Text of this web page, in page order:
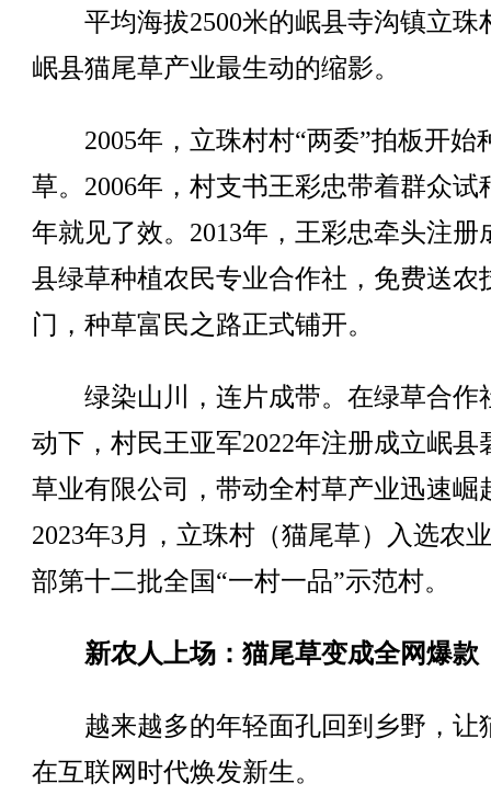
平均海拔2500米的岷县寺沟镇立珠
岷县猫尾草产业最生动的缩影。
2005年，立珠村村“两委”拍板开始
草。2006年，村支书王彩忠带着群众试
年就见了效。2013年，王彩忠牵头注册
县绿草种植农民专业合作社，免费送农
门，种草富民之路正式铺开。
绿染山川，连片成带。在绿草合作
动下，村民王亚军2022年注册成立岷县
草业有限公司，带动全村草产业迅速崛
2023年3月，立珠村（猫尾草）入选农
部第十二批全国“一村一品”示范村。
新农人上场：猫尾草变成全网爆款
越来越多的年轻面孔回到乡野，让
在互联网时代焕发新生。